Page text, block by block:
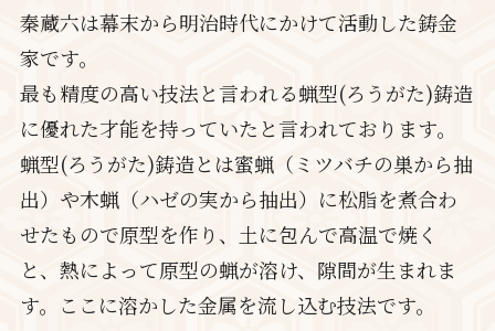
秦蔵六は幕末から明治時代にかけて活動した鋳金
家です。
最も精度の高い技法と言われる蝋型(ろうがた)鋳造
に優れた才能を持っていたと言われております。
蝋型(ろうがた)鋳造とは蜜蝋（ミツバチの巣から抽
出）や木蝋（ハゼの実から抽出）に松脂を煮合わ
せたもので原型を作り、土に包んで高温で焼く
と、熱によって原型の蝋が溶け、隙間が生まれま
す。ここに溶かした金属を流し込む技法です。